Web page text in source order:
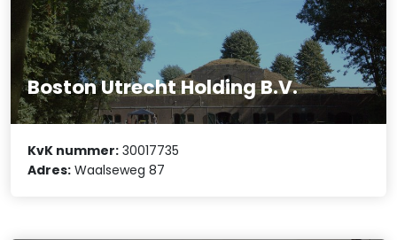
Boston Utrecht Holding B.V.
KvK nummer: 30017735
Adres: Waalseweg 87